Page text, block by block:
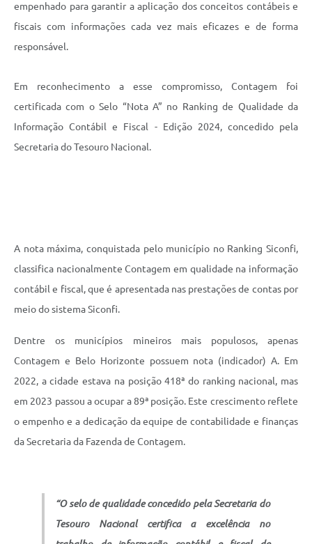
empenhado para garantir a aplicação dos conceitos contábeis e
fiscais com informações cada vez mais eficazes e de forma
responsável.
Em reconhecimento a esse compromisso, Contagem foi
certificada com o Selo “Nota A” no Ranking de Qualidade da
Informação Contábil e Fiscal - Edição 2024, concedido pela
Secretaria do Tesouro Nacional.
A nota máxima, conquistada pelo município no Ranking Siconfi,
classifica nacionalmente Contagem em qualidade na informação
contábil e fiscal, que é apresentada nas prestações de contas por
meio do sistema Siconfi.
Dentre os municípios mineiros mais populosos, apenas
Contagem e Belo Horizonte possuem nota (indicador) A. Em
2022, a cidade estava na posição 418ª do ranking nacional, mas
em 2023 passou a ocupar a 89ª posição. Este crescimento reflete
o empenho e a dedicação da equipe de contabilidade e finanças
da Secretaria da Fazenda de Contagem.
“O selo de qualidade concedido pela Secretaria do
Tesouro Nacional certifica a excelência no